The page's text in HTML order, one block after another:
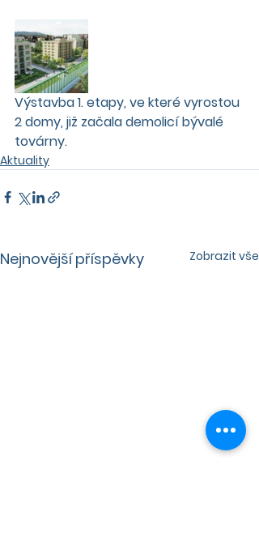
Výstavba 1. etapy, ve které vyrostou
2 domy, již začala demolicí bývalé
továrny.
Aktuality
Nejnovější příspěvky Zobrazit vše